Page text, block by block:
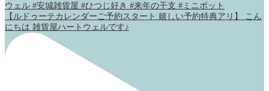
【ルドゥーテカレンダーご予約スタート 嬉しい予約特典アリ】 こん
にちは 雑貨屋ハートウェルです♪